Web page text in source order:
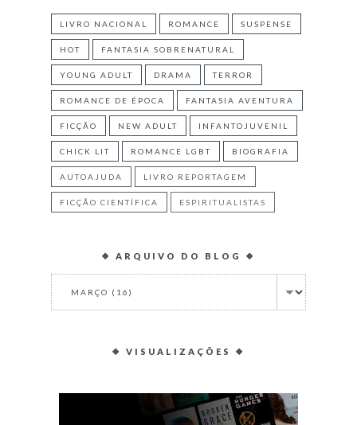
LIVRO NACIONAL ROMANCE SUSPENSE
HOT FANTASIA SOBRENATURAL
YOUNG ADULT DRAMA TERROR
ROMANCE DE ÉPOCA FANTASIA AVENTURA
FICÇÃO NEW ADULT INFANTOJUVENIL
CHICK LIT ROMANCE LGBT BIOGRAFIA
AUTOAJUDA LIVRO REPORTAGEM
FICÇÃO CIENTÍFICA ESPIRITUALISTAS
❖ ARQUIVO DO BLOG ❖
❖ VISUALIZAÇÕES ❖